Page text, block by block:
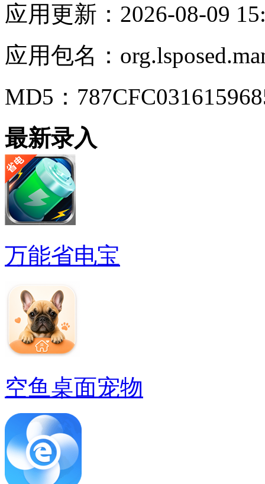
应用更新： 2026-08-09
应用包名：
MD5：
最新录入
万能省电宝
空鱼桌面宠物